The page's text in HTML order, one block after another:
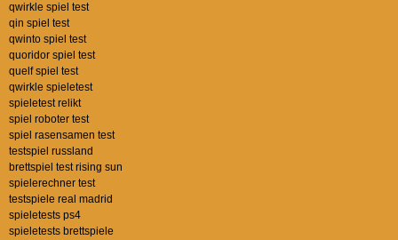
qwirkle spiel test
qin spiel test
qwinto spiel test
quoridor spiel test
quelf spiel test
qwirkle spieletest
spieletest relikt
spiel roboter test
spiel rasensamen test
testspiel russland
brettspiel test rising sun
spielerechner test
testspiele real madrid
spieletests ps4
spieletests brettspiele